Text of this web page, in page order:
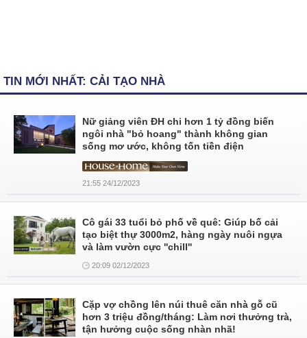
TIN MỚI NHẤT: CẢI TẠO NHÀ
Nữ giảng viên ĐH chi hơn 1 tỷ đồng biến
ngôi nhà "bỏ hoang" thành không gian
sống mơ ước, không tốn tiền điện
21:55 24/12/2023
Cô gái 33 tuổi bỏ phố về quê: Giúp bố cải
tạo biệt thự 3000m2, hàng ngày nuôi ngựa
và làm vườn cực ''chill''
20:09 02/12/2023
Cặp vợ chồng lên núi thuê căn nhà gỗ cũ
hơn 3 triệu đồng/tháng: Làm nơi thưởng trà,
tận hưởng cuộc sống nhàn nhã!